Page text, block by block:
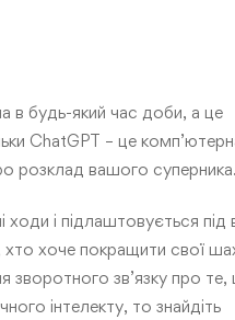
в будь-який час доби, а це
ChatGPT – це
розклад вашого суперника.
і підлаштовується під
хоче покращити свої
зворотного зв’язку про
інтелекту, то знайдіть